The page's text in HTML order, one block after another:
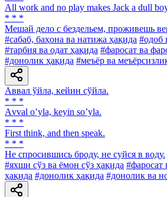
All work and no play makes Jack a dull
* * *
Мешай дело с бездельем, проживешь
#сабаб, баҳона ва натижа ҳақида #одоб
#тарбия ва одат ҳақида #фаросат ва
#донолик ҳақида #меъёр ва
Аввал ўйла, кейин сўйла.
* * *
Аvval oʼyla, keyin soʼyla.
* * *
First think, and then speak.
* * *
He спросившись броду, не суйся в воду.
#яхши сўз ва ёмон сўз ҳақида #фаросат
ҳақида #донолик ҳақида #донолик ва